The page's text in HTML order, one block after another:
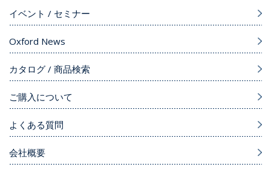
イベント / セミナー
Oxford News
カタログ / 商品検索
ご購入について
よくある質問
会社概要